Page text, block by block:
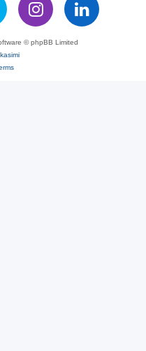
© phpBB Limited
kasimi